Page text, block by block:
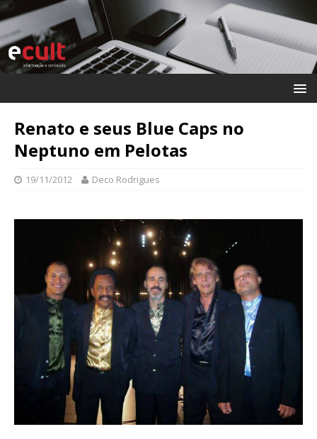
Renato e seus Blue Caps no
Neptuno em Pelotas
19/11/2012 Deco Rodrigues